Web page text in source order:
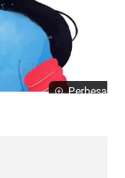
Perbesar